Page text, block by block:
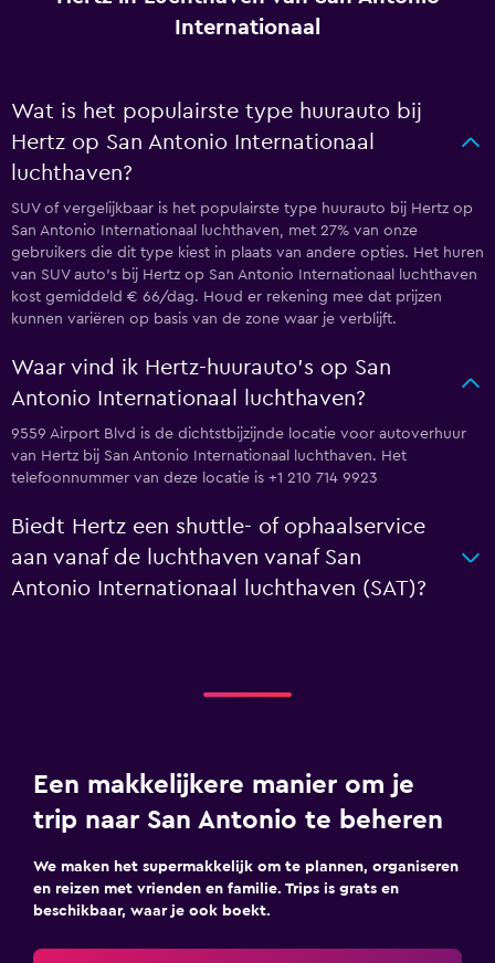
Internationaal
Wat is het populairste type huurauto bij
Hertz op San Antonio Internationaal
luchthaven?
SUV of vergelijkbaar is het populairste type huurauto bij Hertz op
San Antonio Internationaal luchthaven, met 27% van onze
gebruikers die dit type kiest in plaats van andere opties. Het huren
van SUV auto's bij Hertz op San Antonio Internationaal luchthaven
kost gemiddeld € 66/dag. Houd er rekening mee dat prijzen
kunnen variëren op basis van de zone waar je verblijft.
Waar vind ik Hertz-huurauto's op San
Antonio Internationaal luchthaven?
9559 Airport Blvd is de dichtstbijzijnde locatie voor autoverhuur
van Hertz bij San Antonio Internationaal luchthaven. Het
telefoonnummer van deze locatie is +1 210 714 9923
Biedt Hertz een shuttle- of ophaalservice
aan vanaf de luchthaven vanaf San
Antonio Internationaal luchthaven (SAT)?
Een makkelijkere manier om je
trip naar San Antonio te beheren
We maken het supermakkelijk om te plannen, organiseren
en reizen met vrienden en familie. Trips is grats en
beschikbaar, waar je ook boekt.